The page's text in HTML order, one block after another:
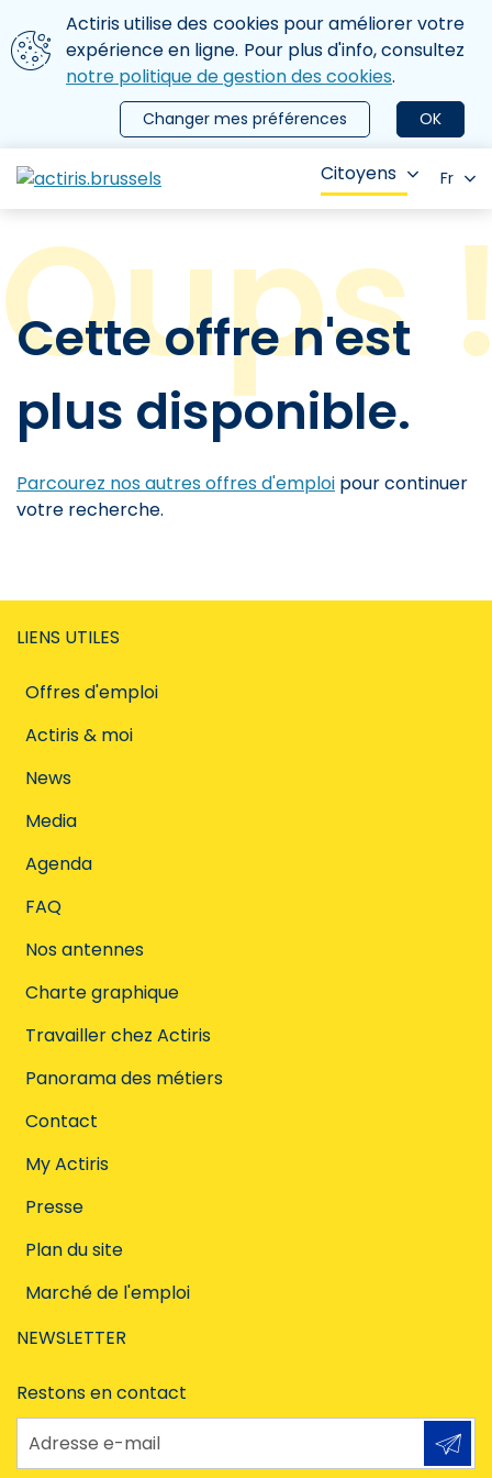
Aller au contenu principal
Nous utilisons des cookies
Actiris utilise des cookies pour améliorer votre
expérience en ligne. Pour plus d'info, consultez
notre politique de gestion des cookies.
OK
Changer mes préférences
le menu
Citoyens Fr
Cette offre n'est
plus disponible.
Parcourez nos autres offres d'emploi pour continuer
votre recherche.
LIENS UTILES
Offres d'emploi
Actiris & moi
News
Media
Agenda
FAQ
Nos antennes
Charte graphique
Travailler chez Actiris
Panorama des métiers
Contact
My Actiris
Presse
Plan du site
Marché de l'emploi
NEWSLETTER
Restons en contact
Adresse e-mail